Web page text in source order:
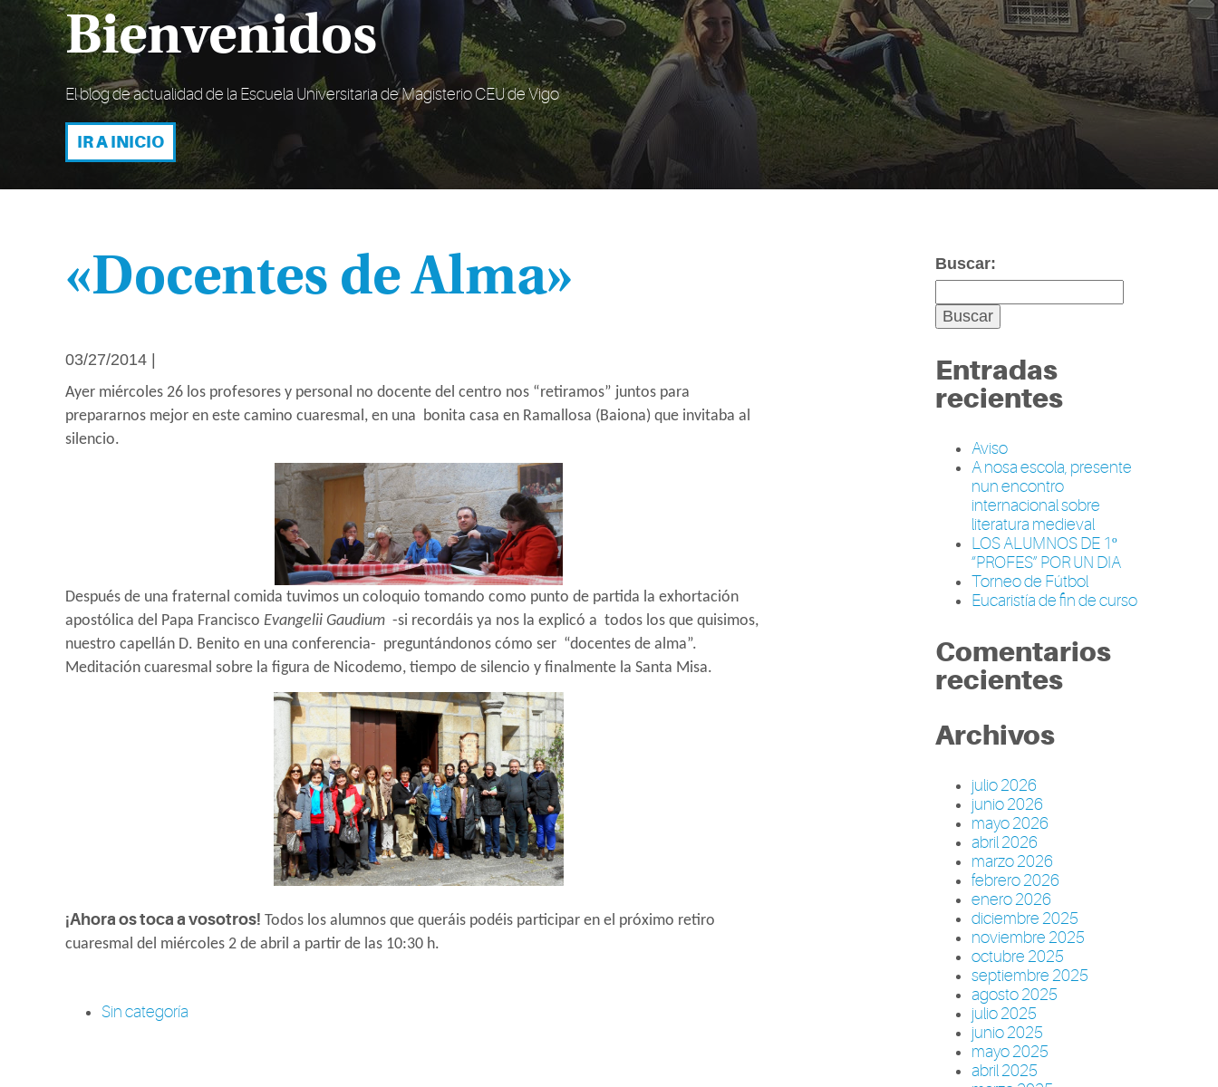
Bienvenidos
El blog de actualidad de la Escuela Universitaria de Magisterio CEU de Vigo
IR A INICIO
«Docentes de Alma»
03/27/2014 |
Ayer miércoles 26 los profesores y personal no docente del centro nos “retiramos” juntos para
prepararnos mejor en este camino cuaresmal, en una bonita casa en Ramallosa (Baiona) que invitaba al
silencio.
Después de una fraternal comida tuvimos un coloquio tomando como punto de partida la exhortación
apostólica del Papa Francisco Evangelii Gaudium -si recordáis ya nos la explicó a todos los que quisimos,
nuestro capellán D. Benito en una conferencia- preguntándonos cómo ser “docentes de alma”.
Meditación cuaresmal sobre la figura de Nicodemo, tiempo de silencio y finalmente la Santa Misa.
¡Ahora os toca a vosotros! Todos los alumnos que queráis podéis participar en el próximo retiro
cuaresmal del miércoles 2 de abril a partir de las 10:30 h.
Sin categoría
Buscar:
Entradas
recientes
Aviso
A nosa escola, presente
nun encontro
internacional sobre
literatura medieval
LOS ALUMNOS DE 1º
“PROFES” POR UN DIA
Torneo de Fútbol
Eucaristía de fin de curso
Comentarios
recientes
Archivos
julio 2026
junio 2026
mayo 2026
abril 2026
marzo 2026
febrero 2026
enero 2026
diciembre 2025
noviembre 2025
octubre 2025
septiembre 2025
agosto 2025
julio 2025
junio 2025
mayo 2025
abril 2025